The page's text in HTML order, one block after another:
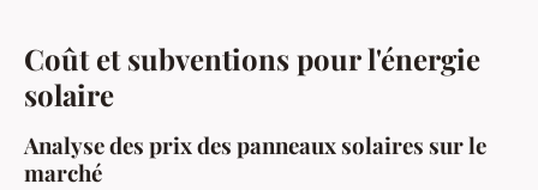
Coût et subventions pour l'énergie
solaire
Analyse des prix des panneaux solaires sur le
marché